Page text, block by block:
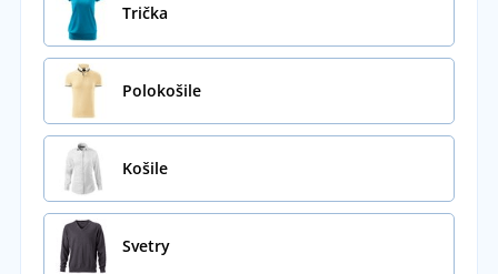
Trička
Polokošile
Košile
Svetry